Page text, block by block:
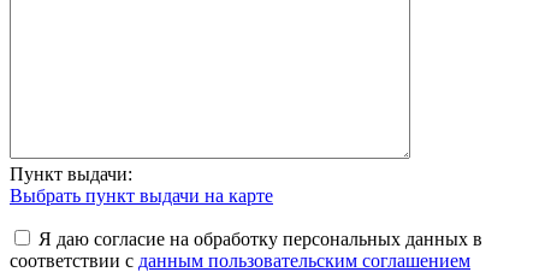
Пункт выдачи:
Выбрать пункт выдачи на карте
Я даю согласие на обработку персональных данных в
соответствии с данным пользовательским соглашением